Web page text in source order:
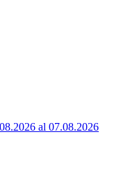
al 07.08.2026